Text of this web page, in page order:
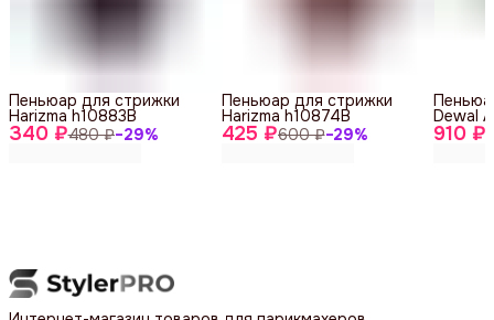
340 ₽480 ₽−29%
Пеньюар для стрижки
Harizma h10883B
425 ₽600 ₽−29%
Пеньюар для стрижки
Harizma h10874B
910 ₽
Dewal